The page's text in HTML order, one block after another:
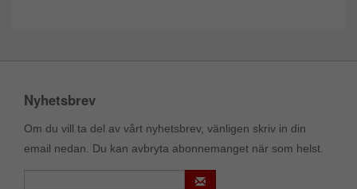
Nyhetsbrev
Om du vill ta del av vårt nyhetsbrev, vänligen skriv in din
email nedan. Du kan avbryta abonnemanget när som helst.